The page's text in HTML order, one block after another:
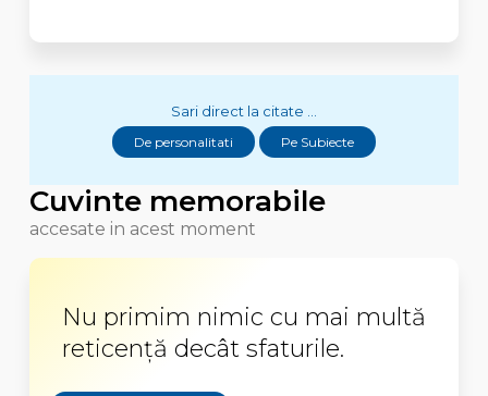
Sari direct la citate ...
De personalitati Pe Subiecte
Cuvinte memorabile
accesate in acest moment
Nu primim nimic cu mai multă
reticență decât sfaturile.